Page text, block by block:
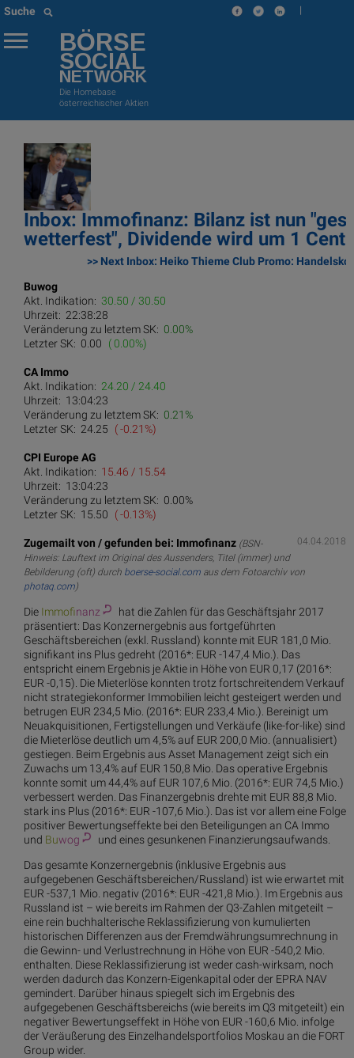
Suche |
BÖRSE
SOCIAL
NETWORK
Die Homebase
österreichischer Aktien
Inbox: Immofinanz: Bilanz ist nun
wetterfest", Dividende wird um 1 Cent
>> Next Inbox: Heiko Thieme Club Promo:
Buwog
Akt. Indikation: 30.50 / 30.50
Uhrzeit: 22:38:28
Veränderung zu letztem SK: 0.00%
Letzter SK: 0.00 ( 0.00%)
CA Immo
Akt. Indikation: 24.20 / 24.40
Uhrzeit: 13:04:23
Veränderung zu letztem SK: 0.21%
Letzter SK: 24.25 ( -0.21%)
CPI Europe AG
Akt. Indikation: 15.46 / 15.54
Uhrzeit: 13:04:23
Veränderung zu letztem SK: 0.00%
Letzter SK: 15.50 ( -0.13%)
04.04.2018
Zugemailt von / gefunden bei: Immofinanz (BSN-
Hinweis: Lauftext im Original des Aussenders, Titel (immer) und
Bebilderung (oft) durch boerse-social.com aus dem Fotoarchiv von
photaq.com)
Die Immofinanz
hat die Zahlen für das Geschäftsjahr 2017
präsentiert: Das Konzernergebnis aus fortgeführten
Geschäftsbereichen (exkl. Russland) konnte mit EUR 181,0 Mio.
signifikant ins Plus gedreht (2016*: EUR -147,4 Mio.). Das
entspricht einem Ergebnis je Aktie in Höhe von EUR 0,17 (2016*:
EUR -0,15). Die Mieterlöse konnten trotz fortschreitendem Verkauf
nicht strategiekonformer Immobilien leicht gesteigert werden und
betrugen EUR 234,5 Mio. (2016*: EUR 233,4 Mio.). Bereinigt um
Neuakquisitionen, Fertigstellungen und Verkäufe (like-for-like) sind
die Mieterlöse deutlich um 4,5% auf EUR 200,0 Mio. (annualisiert)
gestiegen. Beim Ergebnis aus Asset Management zeigt sich ein
Zuwachs um 13,4% auf EUR 150,8 Mio. Das operative Ergebnis
konnte somit um 44,4% auf EUR 107,6 Mio. (2016*: EUR 74,5 Mio.)
verbessert werden. Das Finanzergebnis drehte mit EUR 88,8 Mio.
stark ins Plus (2016*: EUR -107,6 Mio.). Das ist vor allem eine Folge
positiver Bewertungseffekte bei den Beteiligungen an CA Immo
und Buwog und eines gesunkenen Finanzierungsaufwands.
Das gesamte Konzernergebnis (inklusive Ergebnis aus
aufgegebenen Geschäftsbereichen/Russland) ist wie erwartet mit
EUR -537,1 Mio. negativ (2016*: EUR -421,8 Mio.). Im Ergebnis aus
Russland ist – wie bereits im Rahmen der Q3-Zahlen mitgeteilt –
eine rein buchhalterische Reklassifizierung von kumulierten
historischen Differenzen aus der Fremdwährungsumrechnung in
die Gewinn- und Verlustrechnung in Höhe von EUR -540,2 Mio.
enthalten. Diese Reklassifizierung ist weder cash-wirksam, noch
werden dadurch das Konzern-Eigenkapital oder der EPRA NAV
gemindert. Darüber hinaus spiegelt sich im Ergebnis des
aufgegebenen Geschäftsbereichs (wie bereits im Q3 mitgeteilt) ein
negativer Bewertungseffekt in Höhe von EUR -160,6 Mio. infolge
der Veräußerung des Einzelhandelsportfolios Moskau an die FORT
Group wider.